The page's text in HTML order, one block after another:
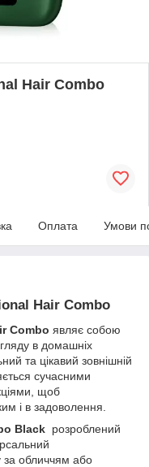
Hair Combo
Оплата Умови
Hair Combo
Combo являє собою
в домашніх
та цікавий зовнішній
сучасними
щоб
і в задоволення.
Black розроблений
за обличчям або